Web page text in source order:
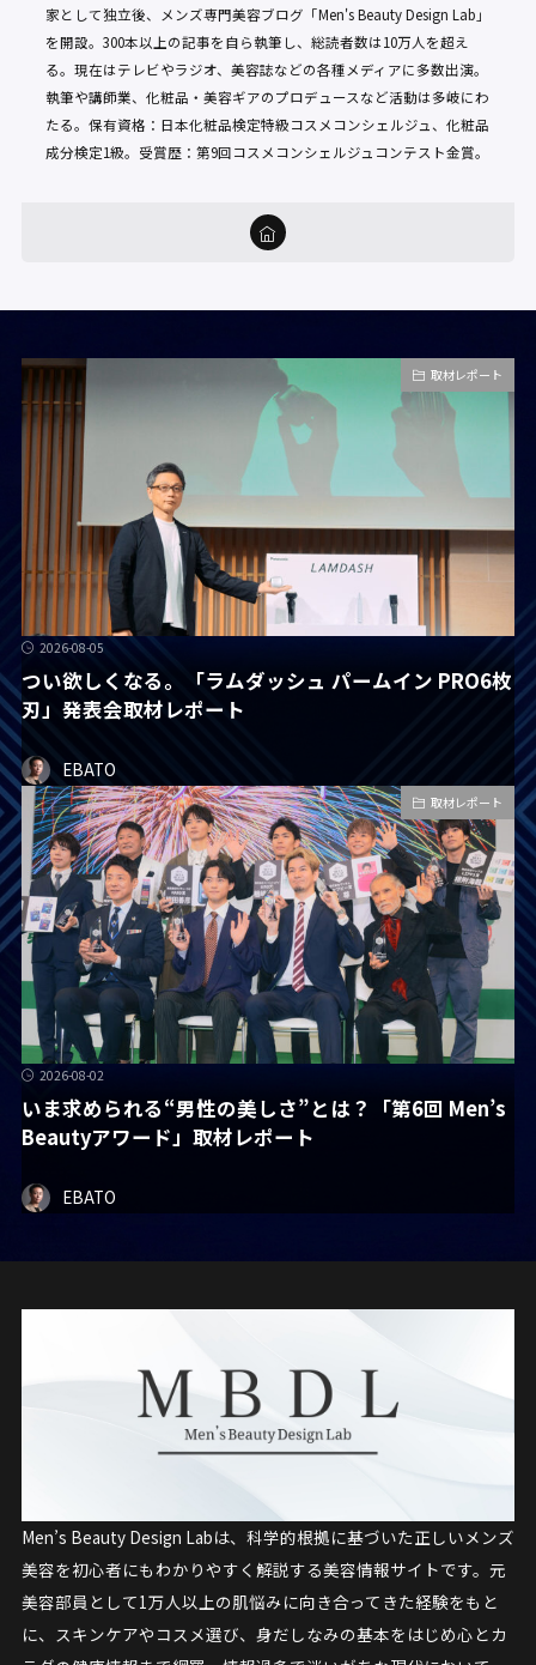
家として独立後、メンズ専門美容ブログ「Men's Beauty Design Lab」
を開設。300本以上の記事を自ら執筆し、総読者数は10万人を超え
る。現在はテレビやラジオ、美容誌などの各種メディアに多数出演。
執筆や講師業、化粧品・美容ギアのプロデュースなど活動は多岐にわ
たる。保有資格：日本化粧品検定特級コスメコンシェルジュ、化粧品
成分検定1級。受賞歴：第9回コスメコンシェルジュコンテスト金賞。
取材レポート
2026-08-05
つい欲しくなる。「ラムダッシュ パームイン PRO6枚
刃」発表会取材レポート
EBATO
取材レポート
2026-08-02
いま求められる“男性の美しさ”とは？「第6回 Men’s
Beautyアワード」取材レポート
EBATO
Men’s Beauty Design Labは、科学的根拠に基づいた正しいメンズ
美容を初心者にもわかりやすく解説する美容情報サイトです。元
美容部員として1万人以上の肌悩みに向き合ってきた経験をもと
に、スキンケアやコスメ選び、身だしなみの基本をはじめ心とカ